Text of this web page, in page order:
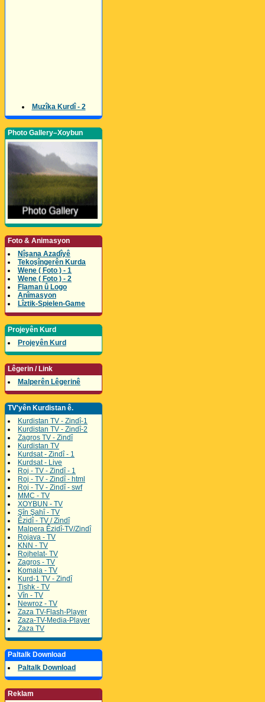
Muzîka Kurdî - 2
Photo Gallery–Xoybun
Foto & Animasyon
Nîşana Azadîyê
Tekoşîngerên Kurda
Wene ( Foto ) - 1
Wene ( Foto ) - 2
Flaman û Logo
Anîmasyon
Lîztik-Spielen-Game
Projeyên Kurd
Projeyên Kurd
Lêgerin / Link
Malperên Lêgerinê
TV'yên Kurdistan ê.
Kurdistan TV - Zindî-1
Kurdistan TV - Zindî-2
Zagros TV - Zindî
Kurdistan TV
Kurdsat - Zindî - 1
Kurdsat - Live
Roj - TV - Zindî - 1
Roj - TV - Zindî - html
Roj - TV - Zindî - swf
MMC - TV
XOYBUN - TV
Şîn Şahî - TV
Êzidî - TV / Zindî
Malpera Êzidî-TV/Zindî
Rojava - TV
KNN - TV
Rojhelat- TV
Zagros - TV
Komala - TV
Kurd-1 TV - Zindî
Tishk - TV
Vîn - TV
Newroz - TV
Zaza TV-Flash-Player
Zaza-TV-Media-Player
Zaza TV
Paltalk Download
Paltalk Download
Reklam